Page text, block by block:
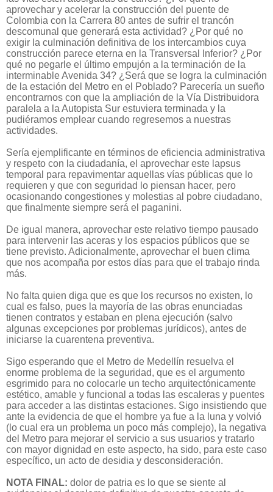
aprovechar y acelerar la construcción del puente de
Colombia con la Carrera 80 antes de sufrir el trancón
descomunal que generará esta actividad? ¿Por qué no
exigir la culminación definitiva de los intercambios cuya
construcción parece eterna en la Transversal Inferior? ¿Por
qué no pegarle el último empujón a la terminación de la
interminable Avenida 34? ¿Será que se logra la culminación
de la estación del Metro en el Poblado? Parecería un sueño
encontrarnos con que la ampliación de la Vía Distribuidora
paralela a la Autopista Sur estuviera terminada y la
pudiéramos emplear cuando regresemos a nuestras
actividades.
Sería ejemplificante en términos de eficiencia administrativa
y respeto con la ciudadanía, el aprovechar este lapsus
temporal para repavimentar aquellas vías públicas que lo
requieren y que con seguridad lo piensan hacer, pero
ocasionando congestiones y molestias al pobre ciudadano,
que finalmente siempre será el paganini.
De igual manera, aprovechar este relativo tiempo pausado
para intervenir las aceras y los espacios públicos que se
tiene previsto. Adicionalmente, aprovechar el buen clima
que nos acompaña por estos días para que el trabajo rinda
más.
No falta quien diga que es que los recursos no existen, lo
cual es falso, pues la mayoría de las obras enunciadas
tienen contratos y estaban en plena ejecución (salvo
algunas excepciones por problemas jurídicos), antes de
iniciarse la cuarentena preventiva.
Sigo esperando que el Metro de Medellín resuelva el
enorme problema de la seguridad, que es el argumento
esgrimido para no colocarle un techo arquitectónicamente
estético, amable y funcional a todas las escaleras y puentes
para acceder a las distintas estaciones. Sigo insistiendo que
ante la evidencia de que el hombre ya fue a la luna y volvió
(lo cual era un problema un poco más complejo), la negativa
del Metro para mejorar el servicio a sus usuarios y tratarlo
con mayor dignidad en este aspecto, ha sido, para este caso
específico, un acto de desidia y desconsideración.
NOTA FINAL: dolor de patria es lo que se siente al